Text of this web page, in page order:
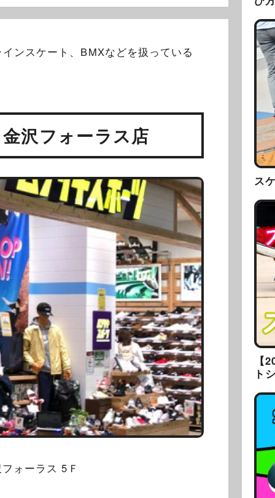
ンスケート、BMXなどを扱っている
沢フォーラス店
ォーラス 5Ｆ
ス
【
ト